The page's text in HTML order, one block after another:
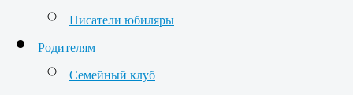
Писатели юбиляры
Родителям
Семейный клуб